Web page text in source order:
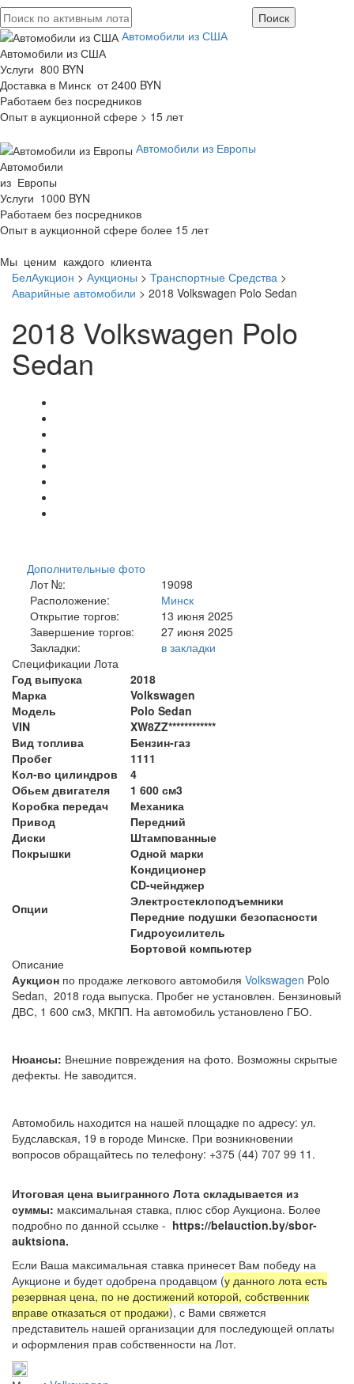
Автомобили из США
Автомобили из США
Услуги 800 BYN
Доставка в Минск от 2400 BYN
Работаем без посредников
Опыт в аукционной сфере > 15 лет
Автомобили из Европы
Автомобили
из Европы
Услуги 1000 BYN
Работаем без посредников
Опыт в аукционной сфере более 15 лет
Мы ценим каждого клиента
БелАукцион > Аукционы > Транспортные Средства >
Аварийные автомобили > 2018 Volkswagen Polo Sedan
2018 Volkswagen Polo
Sedan
Дополнительные фото
Лот №:
19098
Расположение:
Минск
Открытие торгов:
13 июня 2025
Завершение торгов:
27 июня 2025
Закладки:
в закладки
Спецификации Лота
Год выпуска
2018
Марка
Volkswagen
Модель
Polo Sedan
VIN
XW8ZZ************
Вид топлива
Бензин-газ
Пробег
1111
Кол-во цилиндров
4
Обьем двигателя
1 600 см3
Коробка передач
Механика
Привод
Передний
Диски
Штампованные
Покрышки
Одной марки
Опции
Кондиционер
CD-чейнджер
Электростеклоподъемники
Передние подушки безопасности
Гидроусилитель
Бортовой компьютер
Описание
Аукцион по продаже легкового автомобиля Volkswagen Polo
Sedan, 2018 года выпуска. Пробег не установлен. Бензиновый
ДВС, 1 600 см3, МКПП. На автомобиль установлено ГБО.
Нюансы: Внешние повреждения на фото. Возможны скрытые
дефекты. Не заводится.
Автомобиль находится на нашей площадке по адресу: ул.
Будславская, 19 в городе Минске. При возникновении
вопросов обращайтесь по телефону: +375 (44) 707 99 11.
Итоговая цена выигранного Лота складывается из
суммы: максимальная ставка, плюс сбор Аукциона. Более
подробно по данной ссылке - https://belauction.by/sbor-
auktsiona.
Если Ваша максимальная ставка принесет Вам победу на
Аукционе и будет одобрена продавцом (у данного лота есть
резервная цена, по не достижений которой, собственник
вправе отказаться от продажи), с Вами свяжется
представитель нашей организации для последующей оплаты
и оформления прав собственности на Лот.